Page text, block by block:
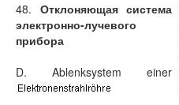
48. Отклоняющая система
электронно-лучевого
прибора
D. Ablenksystem einer